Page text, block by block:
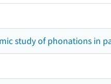
study of phonations in